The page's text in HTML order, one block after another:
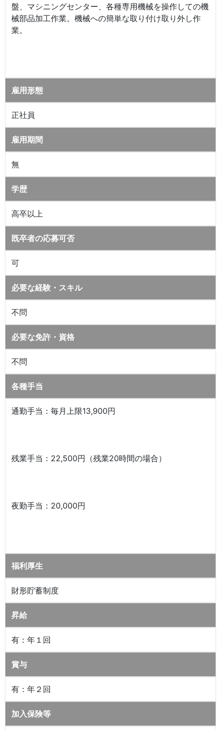
盤、マシニングセンター、各種専用機械を操作しての機
械部品加工作業。機械への簡単な取り付け取り外し作
業。
雇用形態
正社員
雇用期間
無
学歴
高卒以上
既卒者の応募可否
可
必要な経験・スキル
不問
必要な免許・資格
不問
各種手当
通勤手当：毎月上限13,900円
残業手当：22,500円（残業20時間の場合）
夜勤手当：20,000円
福利厚生
財形貯蓄制度
昇給
有：年１回
賞与
有：年２回
加入保険等